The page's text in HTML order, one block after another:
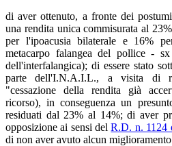
di aver ottenuto, a fronte dei
una rendita unica commisurata al
per l'ipoacusia bilaterale e 16%
metacarpo falangea del pollice -
dell'interfalangica); di essere stato
parte dell'I.N.A.I.L., a visita di
"cessazione della rendita già
ricorso), in conseguenza un
residuati dal 23% al 14%; di aver
opposizione ai sensi delR.D. n. 1124
di non aver avuto alcun